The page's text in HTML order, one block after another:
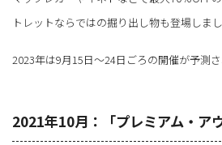
トレットならではの掘り出し物も登場しまし
2023年は9月15日～24日ごろの開催が予測さ
2021年10月：「プレミアム・ア